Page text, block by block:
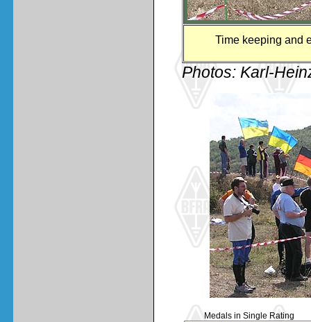
Time keeping and
Photos: Karl-
Medals in Single Rating